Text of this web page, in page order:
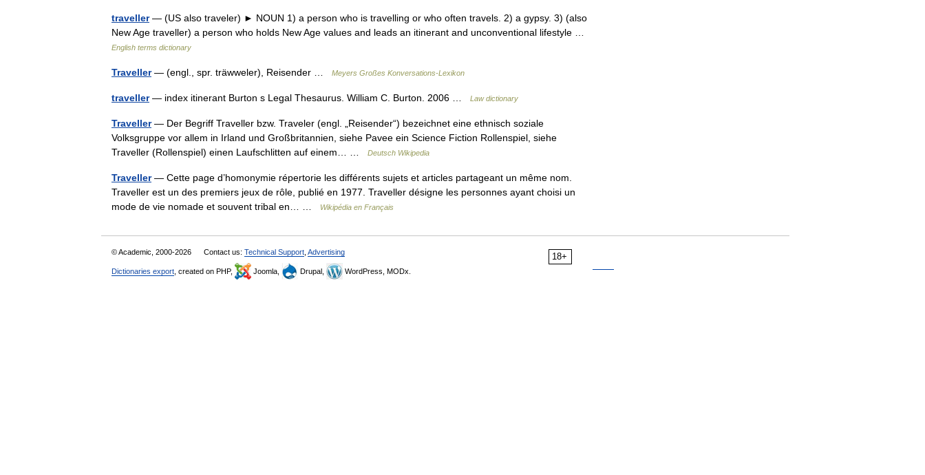
traveller— (US also traveler) ► NOUN 1) a person who is travelling or who often travels. 2) a gypsy. 3) (also
New Age traveller) a person who holds New Age values and leads an itinerant and unconventional lifestyle …
English terms dictionary
Traveller— (engl., spr. träwweler), Reisender … Meyers Großes Konversations-Lexikon
traveller— index itinerant Burton s Legal Thesaurus. William C. Burton. 2006 … Law dictionary
Traveller— Der Begriff Traveller bzw. Traveler (engl. „Reisender“) bezeichnet eine ethnisch soziale
Volksgruppe vor allem in Irland und Großbritannien, siehe Pavee ein Science Fiction Rollenspiel, siehe
Traveller (Rollenspiel) einen Laufschlitten auf einem… …
Deutsch Wikipedia
Traveller— Cette page d’homonymie répertorie les différents sujets et articles partageant un même nom.
Traveller est un des premiers jeux de rôle, publié en 1977. Traveller désigne les personnes ayant choisi un
mode de vie nomade et souvent tribal en… …
Wikipédia en Français
18+
© Academic, 2000-2026 Contact us: Technical Support Advertising
Dictionaries export , created on PHP, Joomla, Drupal, WordPress, MODx.